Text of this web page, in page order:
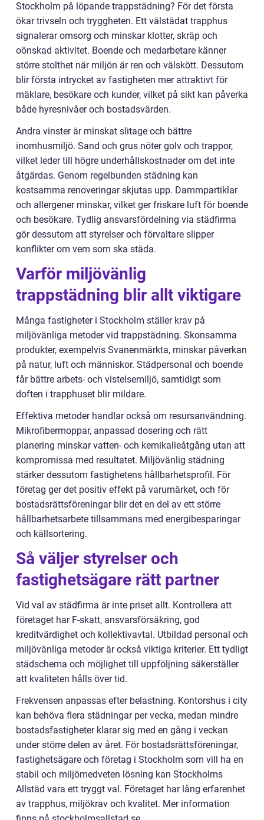
Stockholm på löpande trappstädning? För det första
ökar trivseln och tryggheten. Ett välstädat trapphus
signalerar omsorg och minskar klotter, skräp och
oönskad aktivitet. Boende och medarbetare känner
större stolthet när miljön är ren och välskött. Dessutom
blir första intrycket av fastigheten mer attraktivt för
mäklare, besökare och kunder, vilket på sikt kan påverka
både hyresnivåer och bostadsvärden.
Andra vinster är minskat slitage och bättre
inomhusmiljö. Sand och grus nöter golv och trappor,
vilket leder till högre underhållskostnader om det inte
åtgärdas. Genom regelbunden städning kan
kostsamma renoveringar skjutas upp. Dammpartiklar
och allergener minskar, vilket ger friskare luft för boende
och besökare. Tydlig ansvarsfördelning via städfirma
gör dessutom att styrelser och förvaltare slipper
konflikter om vem som ska städa.
Varför miljövänlig
trappstädning blir allt viktigare
Många fastigheter i Stockholm ställer krav på
miljövänliga metoder vid trappstädning. Skonsamma
produkter, exempelvis Svanenmärkta, minskar påverkan
på natur, luft och människor. Städpersonal och boende
får bättre arbets- och vistelsemiljö, samtidigt som
doften i trapphuset blir mildare.
Effektiva metoder handlar också om resursanvändning.
Mikrofibermoppar, anpassad dosering och rätt
planering minskar vatten- och kemikalieåtgång utan att
kompromissa med resultatet. Miljövänlig städning
stärker dessutom fastighetens hållbarhetsprofil. För
företag ger det positiv effekt på varumärket, och för
bostadsrättsföreningar blir det en del av ett större
hållbarhetsarbete tillsammans med energibesparingar
och källsortering.
Så väljer styrelser och
fastighetsägare rätt partner
Vid val av städfirma är inte priset allt. Kontrollera att
företaget har F-skatt, ansvarsförsäkring, god
kreditvärdighet och kollektivavtal. Utbildad personal och
miljövänliga metoder är också viktiga kriterier. Ett tydligt
städschema och möjlighet till uppföljning säkerställer
att kvaliteten hålls över tid.
Frekvensen anpassas efter belastning. Kontorshus i city
kan behöva flera städningar per vecka, medan mindre
bostadsfastigheter klarar sig med en gång i veckan
under större delen av året. För bostadsrättsföreningar,
fastighetsägare och företag i Stockholm som vill ha en
stabil och miljömedveten lösning kan Stockholms
Allstäd vara ett tryggt val. Företaget har lång erfarenhet
av trapphus, miljökrav och kvalitet. Mer information